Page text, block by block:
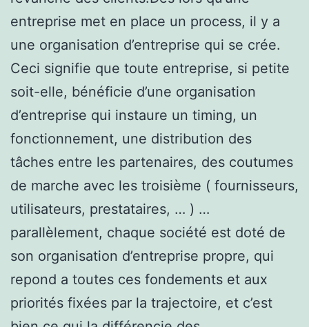
entreprise met en place un process, il y a
une organisation d’entreprise qui se crée.
Ceci signifie que toute entreprise, si petite
soit-elle, bénéficie d’une organisation
d’entreprise qui instaure un timing, un
fonctionnement, une distribution des
tâches entre les partenaires, des coutumes
de marche avec les troisième ( fournisseurs,
utilisateurs, prestataires, … ) …
parallèlement, chaque société est doté de
son organisation d’entreprise propre, qui
repond a toutes ces fondements et aux
priorités fixées par la trajectoire, et c’est